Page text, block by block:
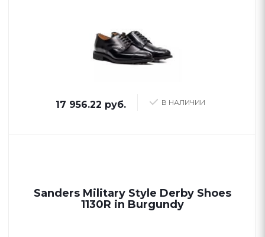
В НАЛИЧИИ
17 956.22 руб.
Sanders Military Style Derby Shoes
1130R in Burgundy